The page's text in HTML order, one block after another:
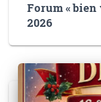
Forum « bien
2026